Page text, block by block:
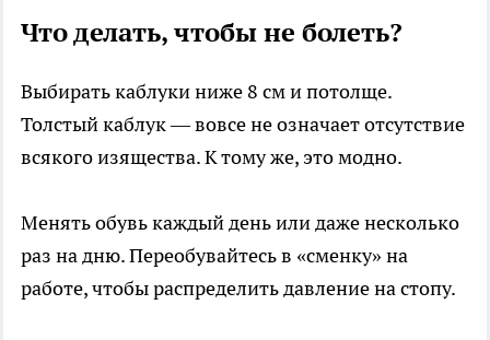
Что делать, чтобы не болеть?
Выбирать каблуки ниже 8 см и потолще.
Толстый каблук — вовсе не означает отсутствие
всякого изящества. К тому же, это модно.
Менять обувь каждый день или даже несколько
раз на дню. Переобувайтесь в «сменку» на
работе, чтобы распределить давление на стопу.